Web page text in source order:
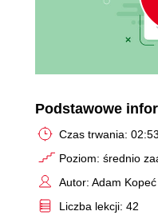
Podstawowe
Czas trwania:
Poziom: średnio
Autor: Adam Kopeć
Liczba lekcji: 42